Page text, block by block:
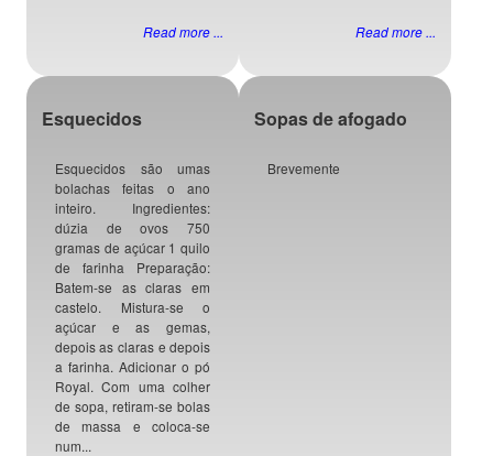
Read more ... Read more ...
Esquecidos
Esquecidos são umas
bolachas feitas o ano
inteiro. Ingredientes:
dúzia de ovos 750
gramas de açúcar 1 quilo
de farinha Preparação:
Batem-se as claras em
castelo. Mistura-se o
açúcar e as gemas,
depois as claras e depois
a farinha. Adicionar o pó
Royal. Com uma colher
de sopa, retiram-se bolas
de massa e coloca-se
num...
Sopas de afogado
Brevemente